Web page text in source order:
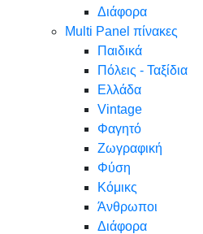
Διάφορα
Multi Panel πίνακες
Παιδικά
Πόλεις - Ταξίδια
Ελλάδα
Vintage
Φαγητό
Ζωγραφική
Φύση
Κόμικς
Άνθρωποι
Διάφορα